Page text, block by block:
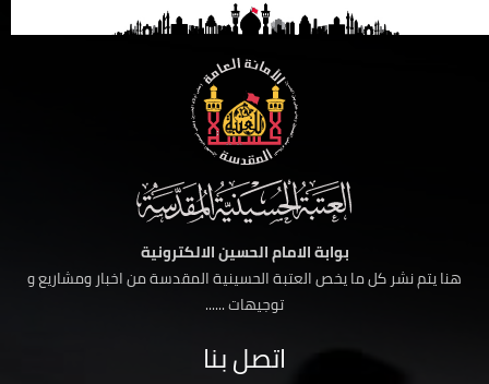
بوابة الامام الحسين الالكترونية
هنا يتم نشر كل ما يخص العتبة الحسينية المقدسة من اخبار ومشاريع و
توجيهات ......
اتصل بنا